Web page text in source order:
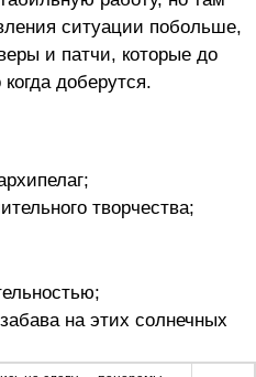
ситуации побольше,
и патчи, которые до
доберутся.
творчества;
на этих солнечных